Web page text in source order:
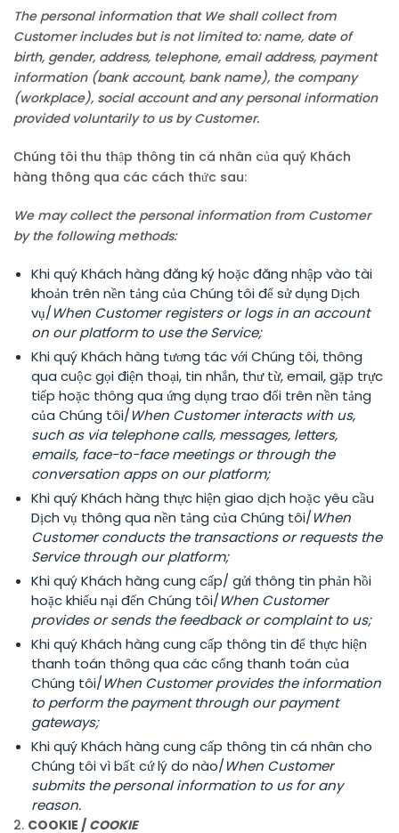
The personal information that We shall collect from
Customer includes but is not limited to: name, date of
birth, gender, address, telephone, email address, payment
information (bank account, bank name), the company
(workplace), social account and any personal information
provided voluntarily to us by Customer.
Chúng tôi thu thập thông tin cá nhân của quý Khách
hàng thông qua các cách thức sau:
We may collect the personal information from Customer
by the following methods:
Khi quý Khách hàng đăng ký hoặc đăng nhập vào tài
khoản trên nền tảng của Chúng tôi để sử dụng Dịch
vụ/When Customer registers or logs in an account
on our platform to use the Service;
Khi quý Khách hàng tương tác với Chúng tôi, thông
qua cuộc gọi điện thoại, tin nhắn, thư từ, email, gặp trực
tiếp hoặc thông qua ứng dụng trao đổi trên nền tảng
của Chúng tôi/When Customer interacts with us,
such as via telephone calls, messages, letters,
emails, face-to-face meetings or through the
conversation apps on our platform;
Khi quý Khách hàng thực hiện giao dịch hoặc yêu cầu
Dịch vụ thông qua nền tảng của Chúng tôi/When
Customer conducts the transactions or requests the
Service through our platform;
Khi quý Khách hàng cung cấp/ gửi thông tin phản hồi
hoặc khiếu nại đến Chúng tôi/When Customer
provides or sends the feedback or complaint to us;
Khi quý Khách hàng cung cấp thông tin để thực hiện
thanh toán thông qua các cổng thanh toán của
Chúng tôi/When Customer provides the information
to perform the payment through our payment
gateways;
Khi quý Khách hàng cung cấp thông tin cá nhân cho
Chúng tôi vì bất cứ lý do nào/When Customer
submits the personal information to us for any
reason.
2. COOKIE / COOKIE